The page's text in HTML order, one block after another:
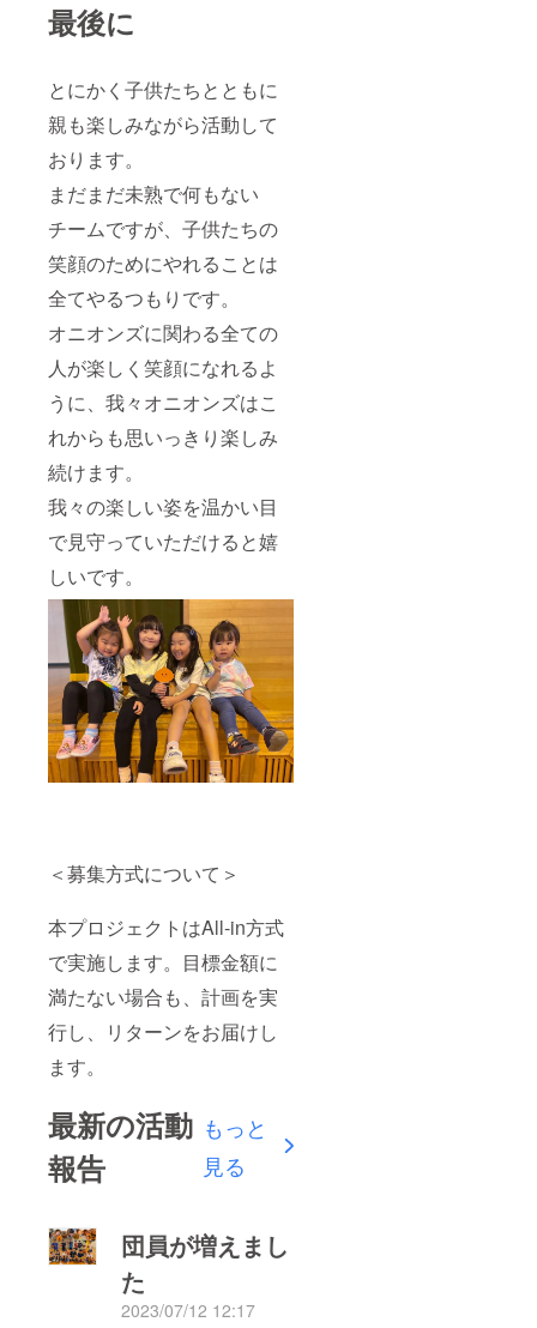
最後に
とにかく子供たちとともに
親も楽しみながら活動して
おります。
まだまだ未熟で何もない
チームですが、子供たちの
笑顔のためにやれることは
全てやるつもりです。
オニオンズに関わる全ての
人が楽しく笑顔になれるよ
うに、我々オニオンズはこ
れからも思いっきり楽しみ
続けます。
我々の楽しい姿を温かい目
で見守っていただけると嬉
しいです。
＜募集方式について＞
本プロジェクトはAll-in方式
で実施します。目標金額に
満たない場合も、計画を実
行し、リターンをお届けし
ます。
最新の活動
報告
もっと
見る
団員が増えまし
た
2023/07/12 12:17